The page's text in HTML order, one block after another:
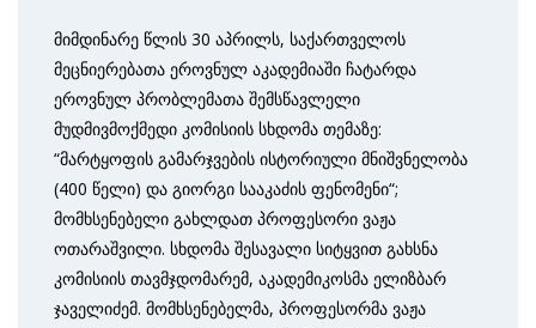
მიმდინარე წლის 30 აპრილს, საქართველოს
მეცნიერებათა ეროვნულ აკადემიაში ჩატარდა
ეროვნულ პრობლემათა შემსწავლელი
მუდმივმოქმედი კომისიის სხდომა თემაზე:
“მარტყოფის გამარჯვების ისტორიული მნიშვნელობა
(400 წელი) და გიორგი სააკაძის ფენომენი“;
მომხსენებელი გახლდათ პროფესორი ვაჟა
ოთარაშვილი. სხდომა შესავალი სიტყვით გახსნა
კომისიის თავმჯდომარემ, აკადემიკოსმა ელიზბარ
ჯაველიძემ. მომხსენებელმა, პროფესორმა ვაჟა